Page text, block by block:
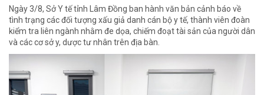
Ngày 3/8, Sở Y tế tỉnh Lâm Đồng ban hành văn bản cảnh báo về
tình trạng các đối tượng xấu giả danh cán bộ y tế, thành viên đoàn
kiểm tra liên ngành nhằm đe dọa, chiếm đoạt tài sản của người dân
và các cơ sở y, dược tư nhân trên địa bàn.